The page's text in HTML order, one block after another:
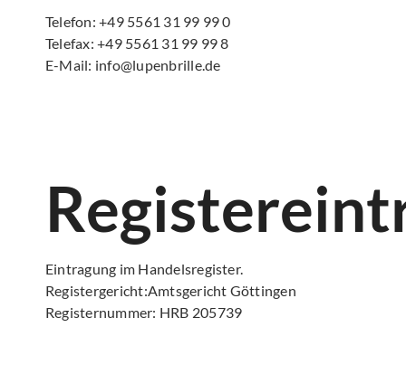
Telefon: +49 5561 31 99 99 0
Telefax: +49 5561 31 99 99 8
E-Mail: info@lupenbrille.de
Eintragung im Handelsregister.
Registergericht:Amtsgericht Göttingen
Registernummer: HRB 205739